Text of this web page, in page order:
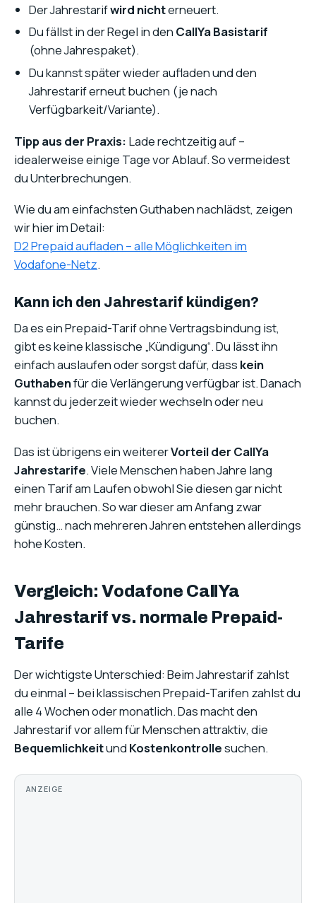
Der Jahrestarifwird nichterneuert.
Du fällst in der Regel in den CallYa Basistarif
(ohne Jahrespaket).
Du kannst später wieder aufladen und den
Jahrestarif erneut buchen (je nach
Verfügbarkeit/Variante).
Tipp aus der Praxis: Lade rechtzeitig auf –
idealerweise einige Tage vor Ablauf. So vermeidest
du Unterbrechungen.
Wie du am einfachsten Guthaben nachlädst, zeigen
wir hier im Detail:
D2 Prepaid aufladen – alle Möglichkeiten im
Vodafone-Netz.
Kann ich den Jahrestarif kündigen?
Da es ein Prepaid-Tarif ohne Vertragsbindung ist,
gibt es keine klassische „Kündigung“. Du lässt ihn
einfach auslaufen oder sorgst dafür, dass kein
Guthabenfür die Verlängerung verfügbar ist. Danach
kannst du jederzeit wieder wechseln oder neu
buchen.
Das ist übrigens ein weitererVorteil der CallYa
Jahrestarife. Viele Menschen haben Jahre lang
einen Tarif am Laufen obwohl Sie diesen gar nicht
mehr brauchen. So war dieser am Anfang zwar
günstig… nach mehreren Jahren entstehen allerdings
hohe Kosten.
Vergleich: Vodafone CallYa
Jahrestarif vs. normale Prepaid-
Tarife
Der wichtigste Unterschied: Beim Jahrestarif zahlst
du einmal – bei klassischen Prepaid-Tarifen zahlst du
alle 4 Wochen oder monatlich. Das macht den
Jahrestarif vor allem für Menschen attraktiv, die
BequemlichkeitundKostenkontrollesuchen.
ANZEIGE